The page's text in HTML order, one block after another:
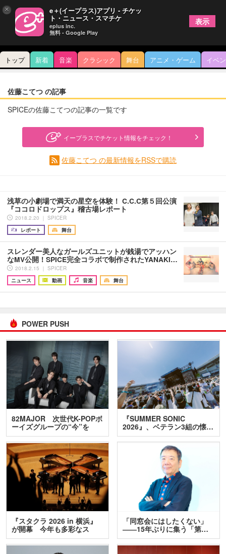
トップ 新着 音楽 クラシック 舞台 アニメ・ゲーム イベ
佐藤こてつ の記事
SPICEの佐藤こてつの記事の一覧です
イープラスでチケット情報をチェック！
佐藤こてつ の最新情報をRSSで購読
浅草の小劇場で満天の星空を体験！ C.C.C第５回公演
『ココロドロップス』稽古場レポート
2018.2.20 ｜ SPICER
レポート
舞台
スレンダー美人なガールズユニットが銭湯でアッハン
なMV公開！SPICE完全コラボで制作されたYANAKI…
2018.2.15 ｜ SPICER
ニュース
動画 音楽 舞台
POWER PUSH
82MAJOR 次世代K-POPボ
ーイズグループの“今”を
訊…
『SUMMER SONIC
2026』、ベテラン3組の懐…
『スタクラ 2026 in 横浜』
が開幕 今年も多彩なス
テ…
「同窓会にはしたくない」
――15年ぶりに集う「第…
× e＋(イープラス)アプリ - チケッ
ト・ニュース・スマチケ
eplus inc.
無料 - Google Play
表示